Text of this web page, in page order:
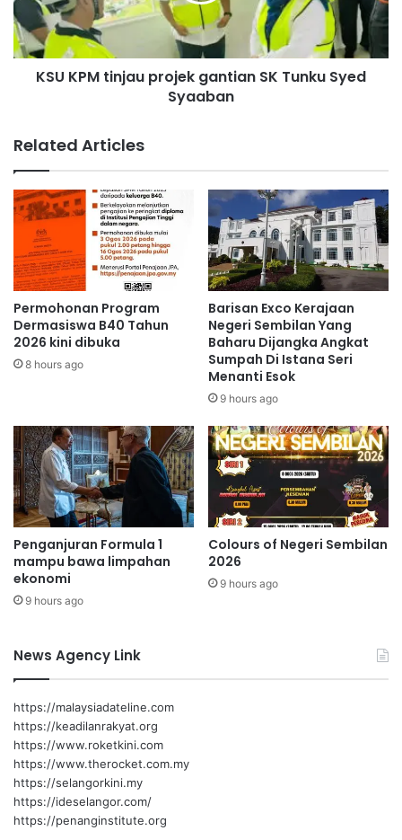
e
r
u
p
e
i
h
r
a
e
n
e
i
s
u
m
b
a
n
g
a
n
c
e
i
a
a
n
f
a
s
t
i
n
r
o
j
e
k
a
n
t
i
a
n
u
n
k
u
S
y
e
d
S
y
b
a
KSU KPM tinjau projek gantian SK Tunku Syed
Syaaban
Related Articles
Permohonan Program
Dermasiswa B40 Tahun
2026 kini dibuka
8 hours ago
Barisan Exco Kerajaan
Negeri Sembilan Yang
Baharu Dijangka Angkat
Sumpah Di Istana Seri
Menanti Esok
9 hours ago
Penganjuran Formula 1
mampu bawa limpahan
ekonomi
9 hours ago
Colours of Negeri Sembilan
2026
9 hours ago
News Agency Link
https://malaysiadateline.com
https://keadilanrakyat.org
https://www.roketkini.com
https://www.therocket.com.my
https://selangorkini.my
https://ideselangor.com/
https://penanginstitute.org